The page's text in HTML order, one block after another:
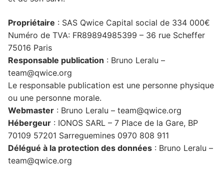
Propriétaire : SAS Qwice Capital social de 334 000€
Numéro de TVA: FR89894985399 – 36 rue Scheffer
75016 Paris
Responsable publication : Bruno Leralu –
team@qwice.org
Le responsable publication est une personne physique
ou une personne morale.
Webmaster : Bruno Leralu – team@qwice.org
Hébergeur : IONOS SARL – 7 Place de la Gare, BP
70109 57201 Sarreguemines 0970 808 911
Délégué à la protection des données : Bruno Leralu –
team@qwice.org